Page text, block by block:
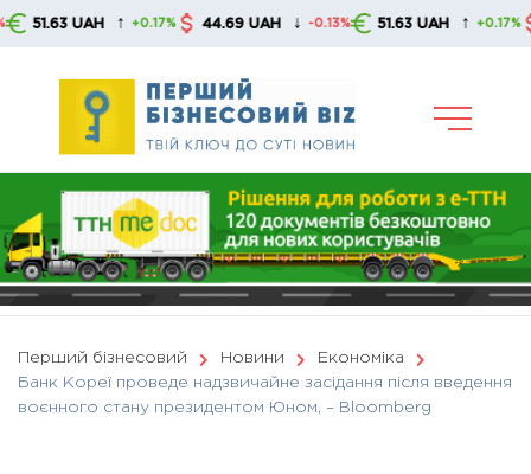
Skip
UAH ↑ +0.17% 44.69 UAH ↓ -0.13% 51.63 UAH ↑ +0.17%
Перший бізнесовий Новини
Економіка
Банк Кореї проведе надзвичайне засідання після введення
воєнного стану президентом Юном, – Bloomberg